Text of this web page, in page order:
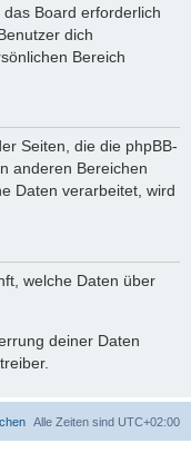
Board erforderlich
dich
Bereich
Seiten, die die phpBB-
anderen Bereichen
Daten verarbeitet, wird
welche Daten über
deiner Daten
Alle Zeiten sind UTC+02:00